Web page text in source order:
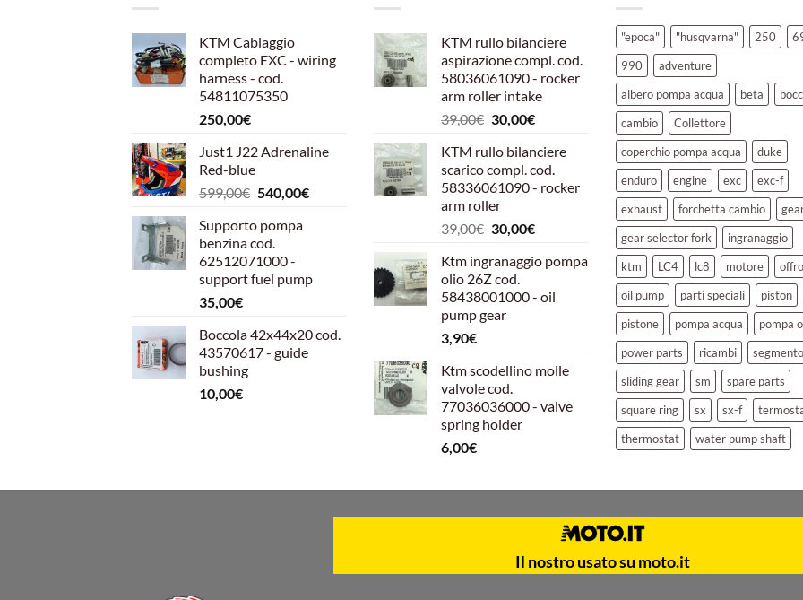
KTM Cablaggio
completo EXC - wiring
harness - cod.
54811075350
250,00€
Just1 J22 Adrenaline
Red-blue
599,00€ Il
originale
era:
599,00€.
540,00€Il
Supporto pompa
benzina cod.
62512071000 -
support fuel pump
35,00€
Boccola 42x44x20 cod.
43570617 - guide
bushing
10,00€
KTM rullo bilanciere
aspirazione compl. cod.
58036061090 - rocker
arm roller intake
39,00€ Il
originale
era:
39,00€.
30,00€Il
attuale
è:
30,00€.
KTM rullo bilanciere
scarico compl. cod.
58336061090 - rocker
arm roller
39,00€ Il
originale
era:
39,00€.
30,00€Il
attuale
30,00€.
Ktm ingranaggio pompa
olio 26Z cod.
58438001000 - oil
pump gear
3,90€
Ktm scodellino molle
valvole cod.
77036036000 - valve
spring holder
6,00€
"epoca" "husqvarna" 250
990
adventure
albero pompa acqua
beta
cambio
Collettore
coperchio pompa acqua
duke
enduro
engine exc
exc-f
exhaust
forchetta cambio
gear selector fork
ingranaggio
ktm
LC4 lc8 motore
oil pump
parti speciali
piston
pistone
pompa acqua
pompa
power parts
ricambi
segmento
sliding gear
sm
spare parts
square ring
sx sx-f
thermostat
water pump shaft
Il nostro usato su moto.it